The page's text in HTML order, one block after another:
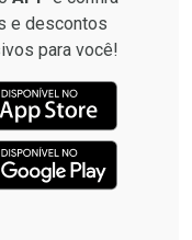
e descontos
para você!